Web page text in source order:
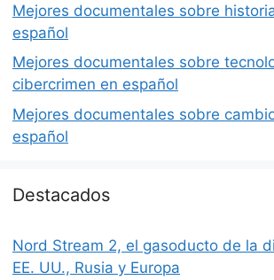
Mejores documentales sobre
español
Mejores documentales sobre
cibercrimen en español
Mejores documentales sobre
español
Destacados
Nord Stream 2, el gasoducto de la
EE. UU., Rusia y Europa